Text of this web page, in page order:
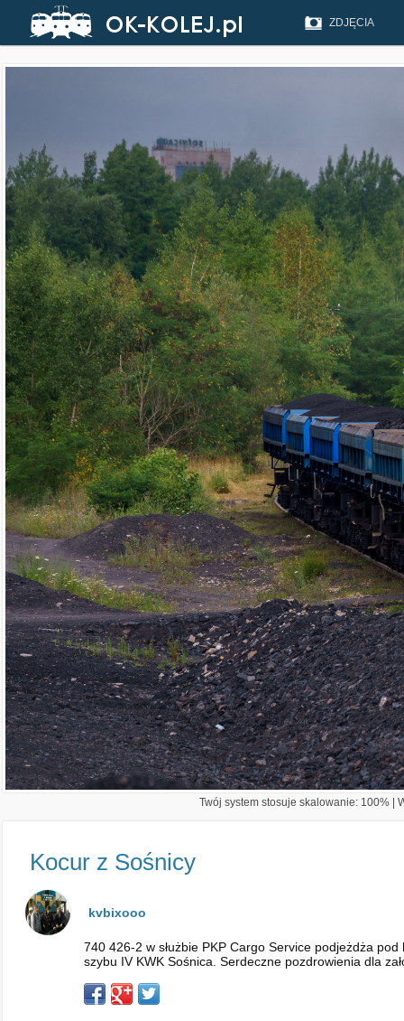
ZDJĘCIA
Twój system stosuje skalowanie: 100% |
Kocur z Sośnicy
kvbixooo
740 426-2 w służbie PKP Cargo Service podjeżdża
szybu IV KWK Sośnica. Serdeczne pozdrowienia dla